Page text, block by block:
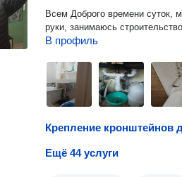
Всем Доброго времени суток,
руки, занимаюсь
В профиль
Ещё 44 услуги